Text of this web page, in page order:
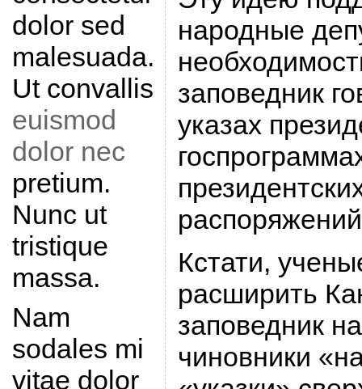
dolor sed
malesuada.
Ut convallis
euismod
dolor nec
pretium.
Nunc ut
tristique
massa.
Nam
sodales mi
vitae dolor
народные
заповедник
указах
Кстати,
расширить
заповедник
чиновники